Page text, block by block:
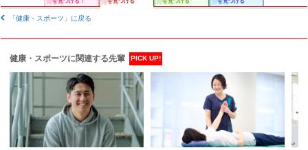
「健康・スポーツ」に戻る
健康・スポーツに関連する先輩 PICK UP!